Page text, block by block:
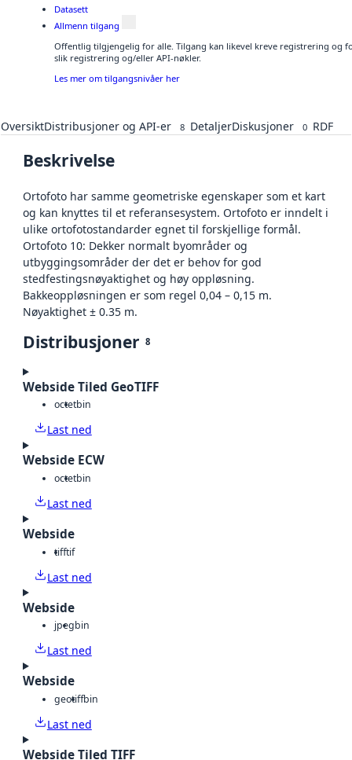
Datasett
Allmenn tilgang
Offentlig tilgjengelig for alle. Tilgang kan likevel kreve registrering og
slik registrering og/eller API-nøkler.
Les mer om tilgangsnivåer her
OversiktDistribusjoner og API-er 8 DetaljerDiskusjoner 0 RDF
Beskrivelse
Ortofoto har samme geometriske egenskaper som et kart
og kan knyttes til et referansesystem. Ortofoto er inndelt i
ulike ortofotostandarder egnet til forskjellige formål.
Ortofoto 10: Dekker normalt byområder og
utbyggingsområder der det er behov for god
stedfestingsnøyaktighet og høy oppløsning.
Bakkeoppløsningen er som regel 0,04 – 0,15 m.
Nøyaktighet ± 0.35 m.
Distribusjoner 8
Webside Tiled GeoTIFF
octetbin
Last ned
Webside ECW
octetbin
Last ned
Webside
tifftif
Last ned
Webside
jpegbin
Last ned
Webside
geotiffbin
Last ned
Webside Tiled TIFF